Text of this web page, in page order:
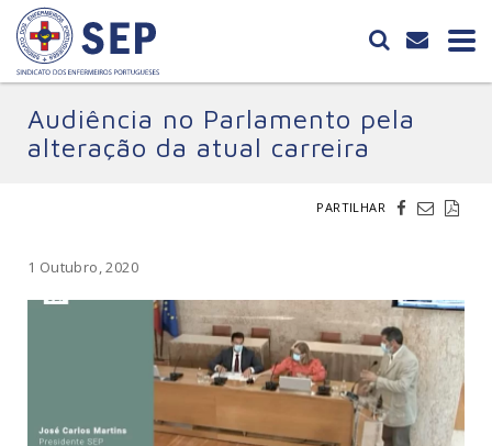
Audiência no Parlamento pela
alteração da atual carreira
PARTILHAR
1 Outubro, 2020